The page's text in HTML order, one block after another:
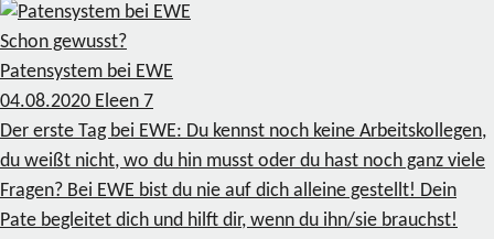
Schon gewusst?
Patensystem bei EWE
04.08.2020 Eleen 7
Der erste Tag bei EWE: Du kennst noch keine Arbeitskollegen,
du weißt nicht, wo du hin musst oder du hast noch ganz viele
Fragen? Bei EWE bist du nie auf dich alleine gestellt! Dein
Pate begleitet dich und hilft dir, wenn du ihn/sie brauchst!